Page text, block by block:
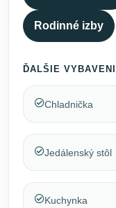
Rodinné izby
ĎALŠIE
Chladnička
Jedálenský stôl
Kuchynka